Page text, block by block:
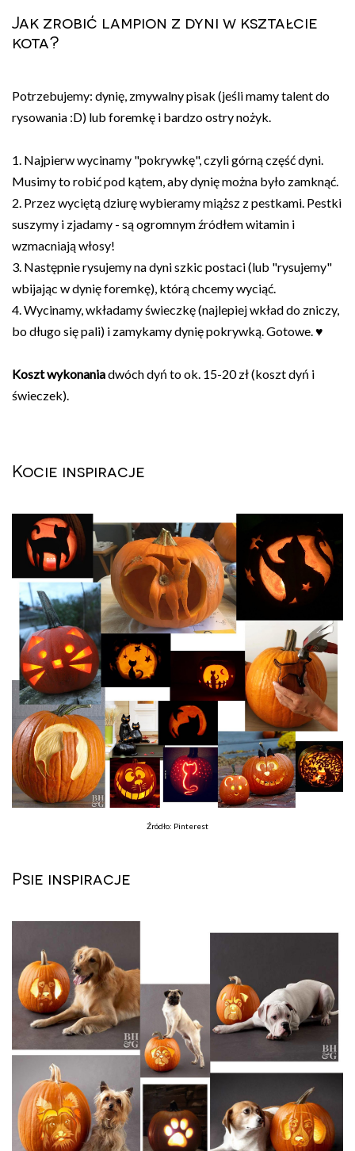
Jak zrobić lampion z dyni w kształcie
kota?
Potrzebujemy: dynię, zmywalny pisak (jeśli mamy talent do
rysowania :D) lub foremkę i bardzo ostry nożyk.
1. Najpierw wycinamy "pokrywkę", czyli górną część dyni.
Musimy to robić pod kątem, aby dynię można było zamknąć.
2. Przez wyciętą dziurę wybieramy miąższ z pestkami. Pestki
suszymy i zjadamy - są ogromnym źródłem witamin i
wzmacniają włosy!
3. Następnie rysujemy na dyni szkic postaci (lub "rysujemy"
wbijając w dynię foremkę), którą chcemy wyciąć.
4. Wycinamy, wkładamy świeczkę (najlepiej wkład do zniczy,
bo długo się pali) i zamykamy dynię pokrywką. Gotowe. ♥
Koszt wykonaniadwóch dyń to ok. 15-20 zł (koszt dyń i
świeczek).
Kocie inspiracje
Źródło: Pinterest
Psie inspiracje